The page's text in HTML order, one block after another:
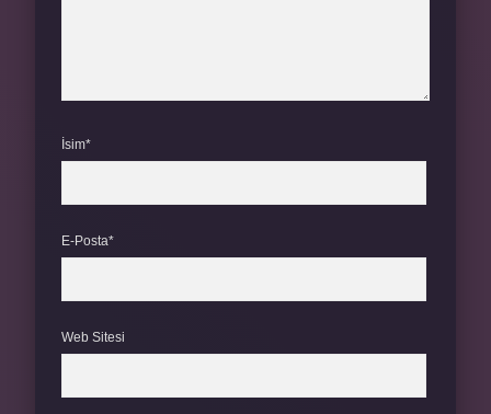
İsim*
E-Posta*
Web Sitesi